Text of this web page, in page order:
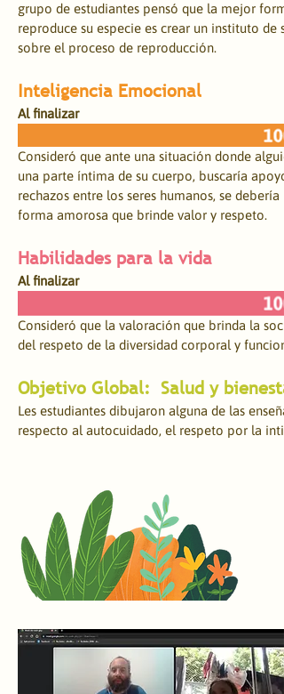
grupo de estudiantes pensó que la mejor
reproduce su especie es crear un instituto
sobre el proceso de reproducción.
Inteligencia Emocional
Al finalizar
Consideró que ante una situación donde
una parte íntima de su cuerpo, buscaría
rechazos entre los seres humanos, se
forma amorosa que brinde valor y respeto.
​Habilidades para la vida
Al finalizar
Consideró que la valoración que brinda la
Objetivo Global:  Salud y
Les estudiantes dibujaron alguna de las
respecto al autocuidado, el respeto por la